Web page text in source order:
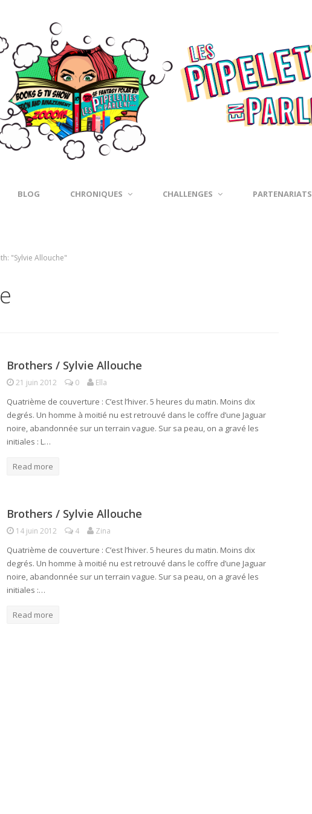
BLOG CHRONIQUES CHALLENGES PARTENARIATS
"Sylvie Allouche"
Brothers / Sylvie Allouche
21 juin 2012 0 Ella
Quatrième de couverture : C’est l’hiver. 5 heures du matin. Moins dix
degrés. Un homme à moitié nu est retrouvé dans le coffre d’une Jaguar
noire, abandonnée sur un terrain vague. Sur sa peau, on a gravé les
initiales : L…
Read more
Brothers / Sylvie Allouche
14 juin 2012 4 Zina
Quatrième de couverture : C’est l’hiver. 5 heures du matin. Moins dix
degrés. Un homme à moitié nu est retrouvé dans le coffre d’une Jaguar
noire, abandonnée sur un terrain vague. Sur sa peau, on a gravé les
initiales :…
Read more